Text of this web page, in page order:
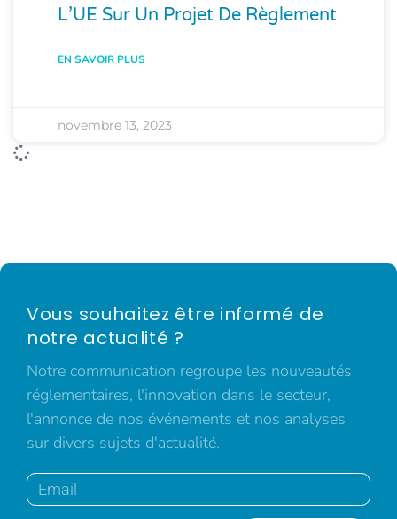
L’UE Sur Un Projet De Règlement
EN SAVOIR PLUS
novembre 13, 2023
Vous souhaitez être informé de
notre actualité ?
Notre communication regroupe les nouveautés
réglementaires, l'innovation dans le secteur,
l'annonce de nos événements et nos analyses
sur divers sujets d'actualité.